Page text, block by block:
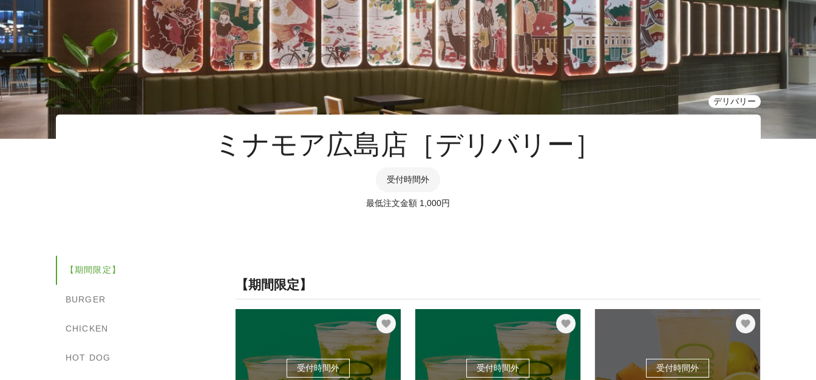
ミナモア広島店［デリバリー］
受付時間外
最低注文金額 1,000円
デリバリー
【期間限定】
BURGER
CHICKEN
HOT DOG
【期間限定】
受付時間外 受付時間外 受付時間外